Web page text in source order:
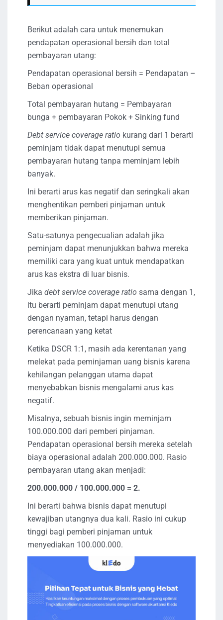
Berikut adalah cara untuk menemukan
pendapatan operasional bersih dan total
pembayaran utang:
Pendapatan operasional bersih = Pendapatan –
Beban operasional
Total pembayaran hutang = Pembayaran
bunga + pembayaran Pokok + Sinking fund
Debt service coverage ratio kurang dari 1 berarti
peminjam tidak dapat menutupi semua
pembayaran hutang tanpa meminjam lebih
banyak.
Ini berarti arus kas negatif dan seringkali akan
menghentikan pemberi pinjaman untuk
memberikan pinjaman.
Satu-satunya pengecualian adalah jika
peminjam dapat menunjukkan bahwa mereka
memiliki cara yang kuat untuk mendapatkan
arus kas ekstra di luar bisnis.
Jika debt service coverage ratio sama dengan 1,
itu berarti peminjam dapat menutupi utang
dengan nyaman, tetapi harus dengan
perencanaan yang ketat
Ketika DSCR 1:1, masih ada kerentanan yang
melekat pada peminjaman uang bisnis karena
kehilangan pelanggan utama dapat
menyebabkan bisnis mengalami arus kas
negatif.
Misalnya, sebuah bisnis ingin meminjam
100.000.000 dari pemberi pinjaman.
Pendapatan operasional bersih mereka setelah
biaya operasional adalah 200.000.000. Rasio
pembayaran utang akan menjadi:
200.000.000 / 100.000.000 = 2.
Ini berarti bahwa bisnis dapat menutupi
kewajiban utangnya dua kali. Rasio ini cukup
tinggi bagi pemberi pinjaman untuk
menyediakan 100.000.000.